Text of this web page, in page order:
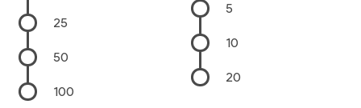
25
50
100
5
10
20